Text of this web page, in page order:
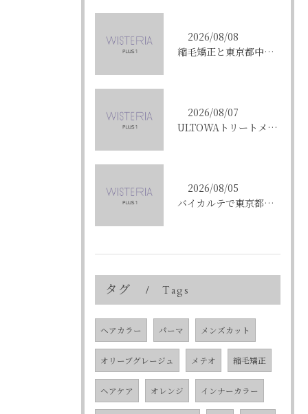
2026/08/08
縮毛矯正と東京都中央区銀座で叶える髪質改善のポイントと理想の仕上がりを徹底解説
2026/08/07
ULTOWAトリートメントで東京都中央区銀座の髪質改善を目指す人への効果と選び方ガイド
2026/08/05
バイカルテで東京都中央区銀座のエイジングケア悩みを解決する方法と正規品選びのポイント
タグ Tags
ヘアカラー パーマ メンズカット
オリーブグレージュ メテオ 縮毛矯正
ヘアケア オレンジ インナーカラー